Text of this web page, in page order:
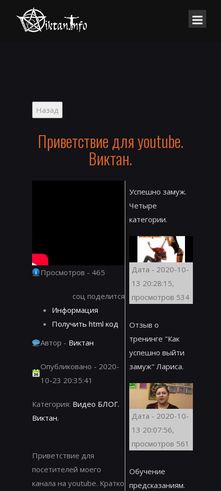
Приветствие для youtube.
Виктан.
Просмотров - 465
соц поделится
Информация
Получить html код
Автор - Виктан
Опубликовано - 2020-
10-23 20:35:41
Категория: Видео БЛОГ.
Виктан.
Приветствие для
посетителей моего
канала на youtube. Кратко
Успешно замуж.
Четыре
категории.
Дата - 2020-10-
13 20:28:15,
просмотров 534
Отзыв о
тренинге "Как
успешно выйти
замуж" Лариса.
Дата - 2020-10-
13 20:07:56,
просмотров 561
Обучение
предсказаниям.